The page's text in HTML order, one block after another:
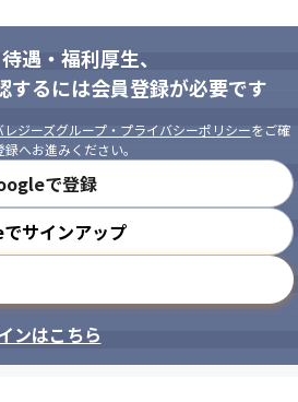
遇・福利厚生、
するには会員登録が必要です
レジーズグループ・プライバシーポリシーをご確
へお進みください。
で登録
サインアップ
ンはこちら